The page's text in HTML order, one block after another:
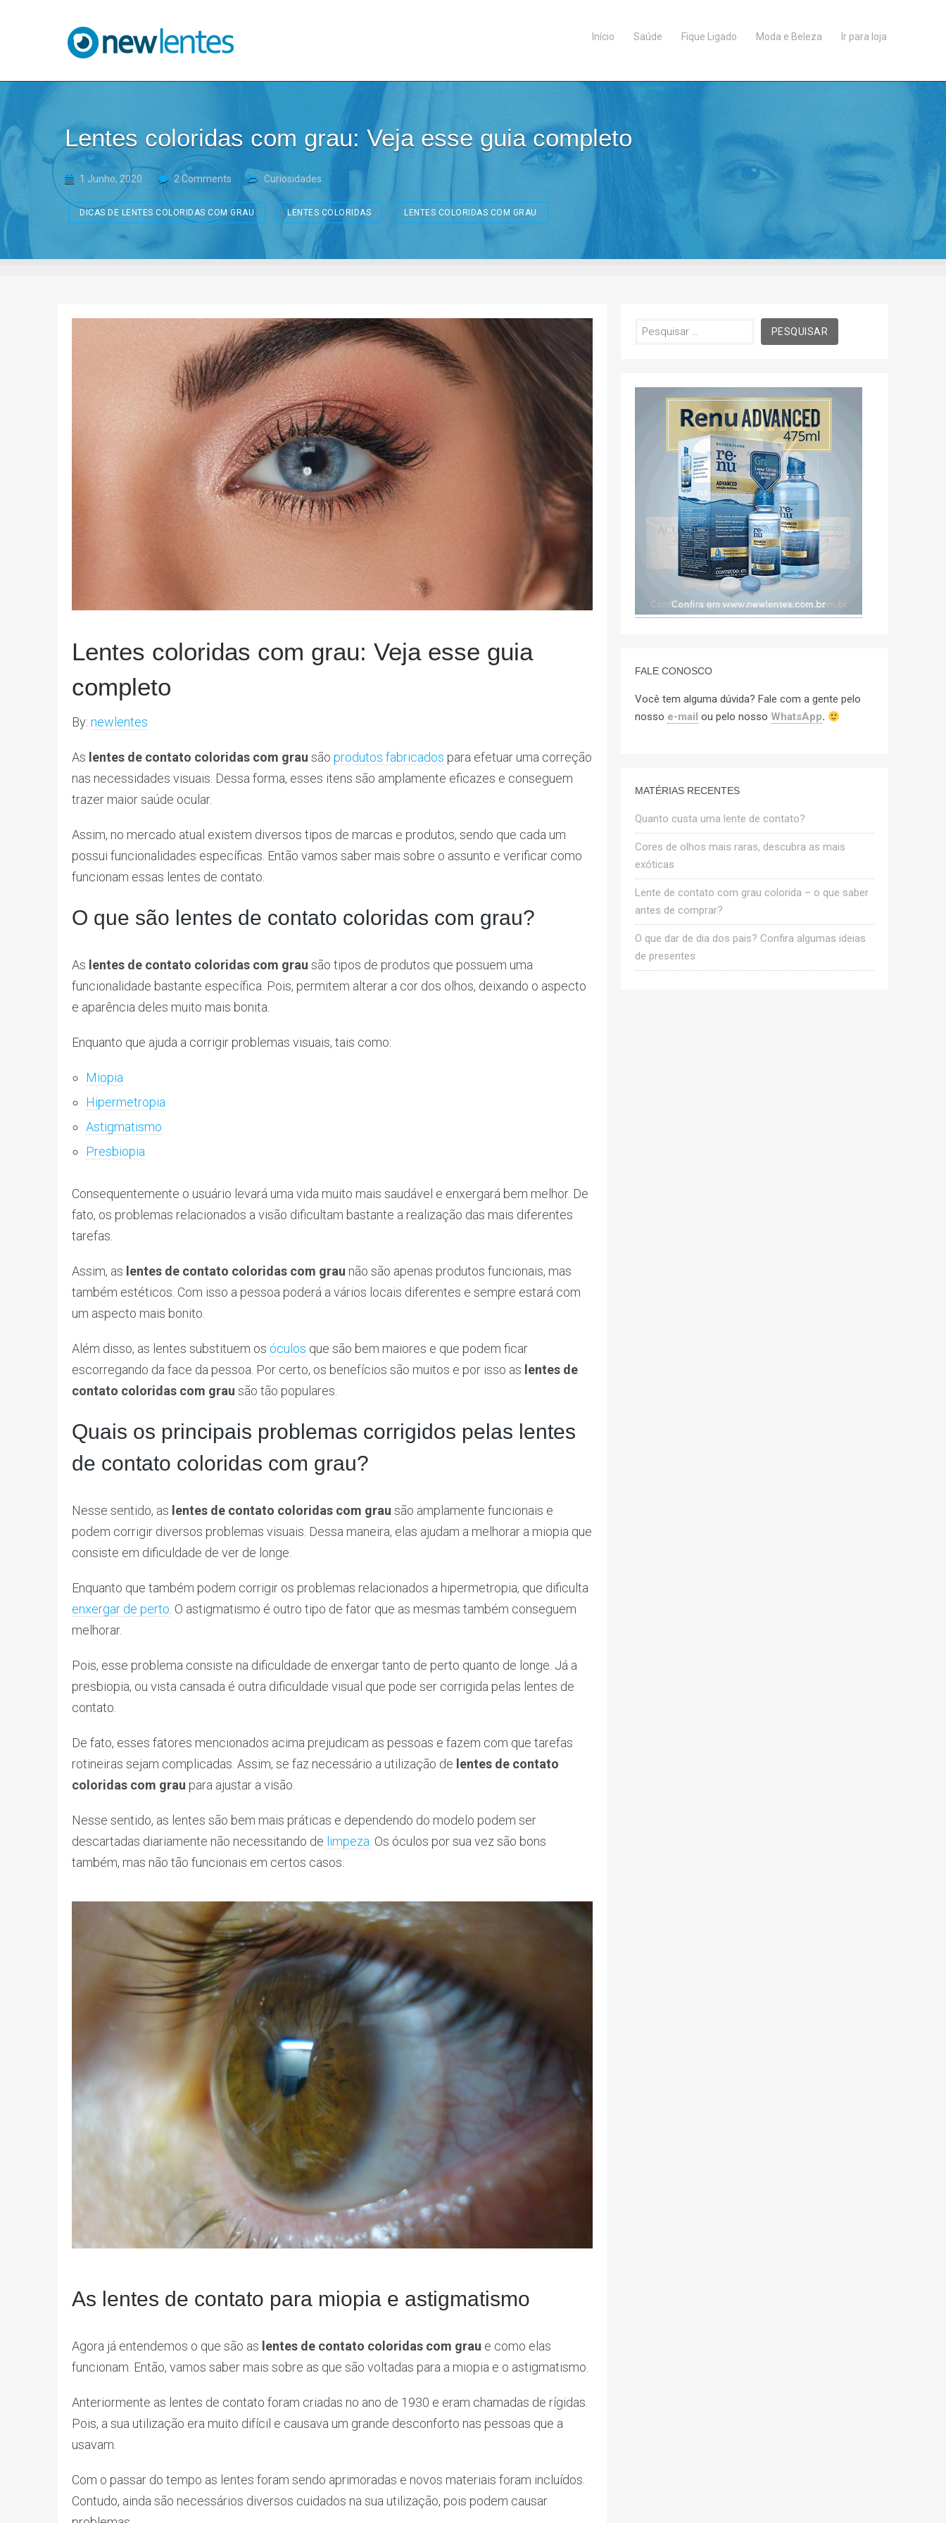
Blog NewLentes Início Saúde Fique Ligado Moda e Beleza Ir para loja
Lentes coloridas com grau: Veja esse guia completo
1 Junho, 2020 2 Comments Curiosidades
DICAS DE LENTES COLORIDAS COM GRAU LENTES COLORIDAS LENTES COLORIDAS COM GRAU
Lentes coloridas com grau: Veja esse guia
completo
By: newlentes
As lentes de contato coloridas com grau são produtos fabricados para efetuar uma correção
nas necessidades visuais. Dessa forma, esses itens são amplamente eficazes e conseguem
trazer maior saúde ocular.
Assim, no mercado atual existem diversos tipos de marcas e produtos, sendo que cada um
possui funcionalidades específicas. Então vamos saber mais sobre o assunto e verificar como
funcionam essas lentes de contato.
O que são lentes de contato coloridas com grau?
As lentes de contato coloridas com grau são tipos de produtos que possuem uma
funcionalidade bastante específica. Pois, permitem alterar a cor dos olhos, deixando o aspecto
e aparência deles muito mais bonita.
Enquanto que ajuda a corrigir problemas visuais, tais como:
Miopia
Hipermetropia
Astigmatismo
Presbiopia
Consequentemente o usuário levará uma vida muito mais saudável e enxergará bem melhor. De
fato, os problemas relacionados a visão dificultam bastante a realização das mais diferentes
tarefas.
Assim, as lentes de contato coloridas com grau não são apenas produtos funcionais, mas
também estéticos. Com isso a pessoa poderá a vários locais diferentes e sempre estará com
um aspecto mais bonito.
Além disso, as lentes substituem os óculos que são bem maiores e que podem ficar
escorregando da face da pessoa. Por certo, os benefícios são muitos e por isso as lentes de
contato coloridas com grau são tão populares.
Quais os principais problemas corrigidos pelas lentes
de contato coloridas com grau?
Nesse sentido, as lentes de contato coloridas com grau são amplamente funcionais e
podem corrigir diversos problemas visuais. Dessa maneira, elas ajudam a melhorar a miopia que
consiste em dificuldade de ver de longe.
Enquanto que também podem corrigir os problemas relacionados a hipermetropia, que dificulta
enxergar de perto . O astigmatismo é outro tipo de fator que as mesmas também conseguem
melhorar.
Pois, esse problema consiste na dificuldade de enxergar tanto de perto quanto de longe. Já a
presbiopia, ou vista cansada é outra dificuldade visual que pode ser corrigida pelas lentes de
contato.
De fato, esses fatores mencionados acima prejudicam as pessoas e fazem com que tarefas
rotineiras sejam complicadas. Assim, se faz necessário a utilização de lentes de contato
coloridas com grau para ajustar a visão.
Nesse sentido, as lentes são bem mais práticas e dependendo do modelo podem ser
descartadas diariamente não necessitando de limpeza . Os óculos por sua vez são bons
também, mas não tão funcionais em certos casos.
As lentes de contato para miopia e astigmatismo
Agora já entendemos o que são as lentes de contato coloridas com grau e como elas
funcionam. Então, vamos saber mais sobre as que são voltadas para a miopia e o astigmatismo.
Anteriormente as lentes de contato foram criadas no ano de 1930 e eram chamadas de rígidas.
Pois, a sua utilização era muito difícil e causava um grande desconforto nas pessoas que a
usavam.
Com o passar do tempo as lentes foram sendo aprimoradas e novos materiais foram incluídos.
Contudo, ainda são necessários diversos cuidados na sua utilização, pois podem causar
Pesquisar
FALE CONOSCO
Você tem alguma dúvida? Fale com a gente pelo
nosso e-mail ou pelo nosso WhatsApp.
MATÉRIAS RECENTES
Quanto custa uma lente de contato?
Cores de olhos mais raras, descubra as mais
exóticas
Lente de contato com grau colorida – o que saber
antes de comprar?
O que dar de dia dos pais? Confira algumas ideias
de presentes